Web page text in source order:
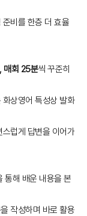
비를 한층 더 효율
매회 25분씩 꾸준히
상영어 특성상 발화
럽게 답변을 이어가
통해 배운 내용을 본
작성하며 바로 활용